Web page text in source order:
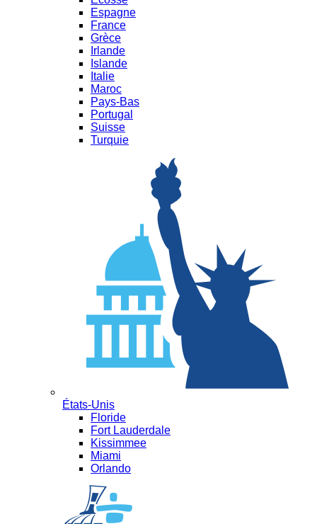
Espagne
France
Grèce
Irlande
Islande
Italie
Maroc
Pays-Bas
Portugal
Suisse
Turquie
États-Unis
Floride
Fort Lauderdale
Kissimmee
Miami
Orlando